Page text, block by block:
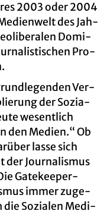
2003 oder 2004
des Jah­
Do­mi­
Pro­
Ver­
der So­zia­
we­sent­lich
den Me­di­en.“ Ob
lasse sich
der Jour­na­lis­mus
Gate­kee­per­
immer zu­ge­
die So­zia­len Me­di­